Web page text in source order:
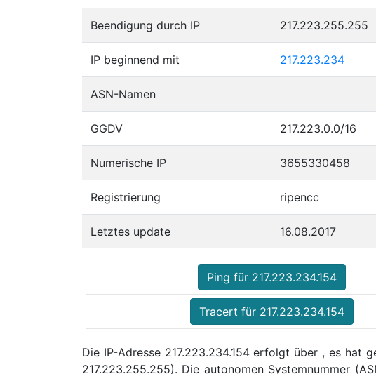
Beendigung durch IP 217.223.255.255
IP beginnend mit 217.223.234
ASN-Namen
GGDV 217.223.0.0/16
Numerische IP 3655330458
Registrierung ripencc
Letztes update 16.08.2017
Ping für 217.223.234.154
Tracert für 217.223.234.154
Die IP-Adresse 217.223.234.154 erfolgt über , es hat
217.223.255.255). Die autonomen Systemnummer